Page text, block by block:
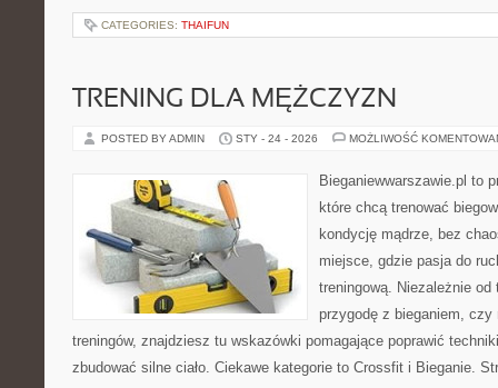
CATEGORIES: THAIFUN
TRENING DLA MĘŻCZYZN
POSTED BY ADMIN STY - 24 - 2026 MOŻLIWOŚĆ
Bieganiewwarszawie.pl to
które chcą trenować
kondycję mądrze, bez
miejsce, gdzie pasja do
treningową. Niezależnie
przygodę z bieganiem,
treningów, znajdziesz tu wskazówki pomagające poprawić
zbudować silne ciało. Ciekawe kategorie to Crossfit i Bieganie.